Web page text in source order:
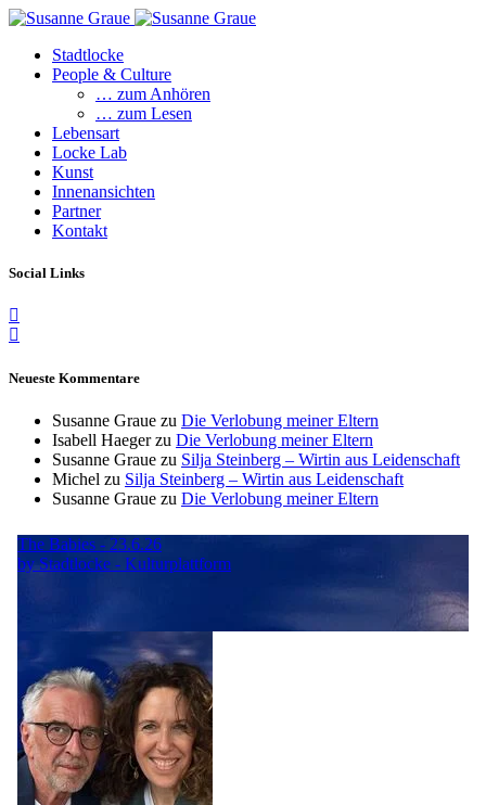
Stadtlocke
People & Culture
… zum Anhören
… zum Lesen
Lebensart
Locke Lab
Kunst
Innenansichten
Partner
Kontakt
Social Links
Neueste Kommentare
Susanne Graue zu Die Verlobung meiner Eltern
Isabell Haegerzu Die Verlobung meiner Eltern
Susanne Graue zu Silja Steinberg – Wirtin aus Leidenschaft
Michel zu Silja Steinberg – Wirtin aus Leidenschaft
Susanne Graue zu Die Verlobung meiner Eltern